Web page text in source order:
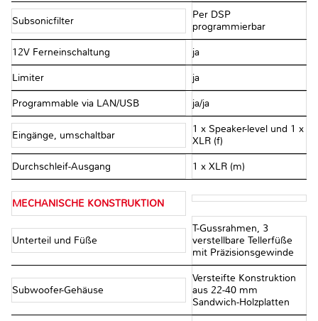
Subsonicfilter
Per DSP
programmierbar
12V Ferneinschaltung ja
Limiter ja
Programmable via LAN/USB ja/ja
Eingänge, umschaltbar
1 x Speaker-level und 1 x
XLR (f)
Durchschleif-Ausgang 1 x XLR (m)
MECHANISCHE KONSTRUKTION
Unterteil und Füße
T-Gussrahmen, 3
verstellbare Tellerfüße
mit Präzisionsgewinde
Subwoofer-Gehäuse
Versteifte Konstruktion
aus 22-40 mm
Sandwich-Holzplatten